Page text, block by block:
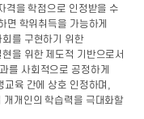
격을 학점으로 인정받을 수
면 학위취득을 가능하게
를 구현하기 위한
을 위한 제도적 기반으로서
를 사회적으로 공정하게
교육 간에 상호 인정하며,
개개인의 학습력을 극대화할